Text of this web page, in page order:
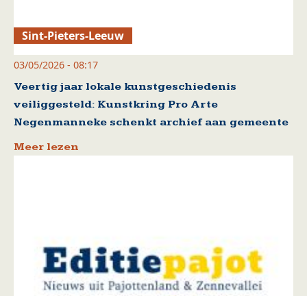
Sint-Pieters-Leeuw
03/05/2026 - 08:17
Veertig jaar lokale kunstgeschiedenis
veiliggesteld: Kunstkring Pro Arte
Negenmanneke schenkt archief aan gemeente
Meer lezen